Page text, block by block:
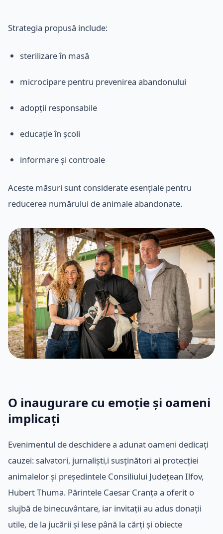
Strategia propusă include:
sterilizare în masă
microcipare pentru prevenirea abandonului
adopții responsabile
educație în școli
informare și controale
Aceste măsuri sunt considerate esențiale pentru
reducerea numărului de animale abandonate.
O inaugurare cu emoție și oameni
implicați
Evenimentul de deschidere a adunat oameni dedicați
cauzei: salvatori, jurnaliști,i susținători ai protecției
animalelor și președintele Consiliului Județean Ilfov,
Hubert Thuma. Părintele Caesar Cranța a oferit o
slujbă de binecuvântare, iar invitații au adus donații
utile, de la jucării și lese până la cărți și obiecte